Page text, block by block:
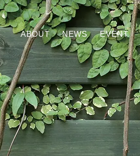
ABOUT NEWS EVENT